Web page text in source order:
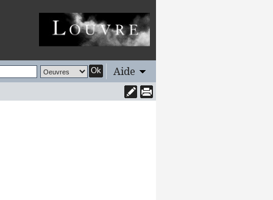
Ok Aide